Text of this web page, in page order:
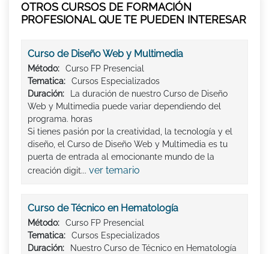
OTROS CURSOS DE FORMACIÓN
PROFESIONAL QUE TE PUEDEN INTERESAR
Curso de Diseño Web y Multimedia
Método:
Curso FP Presencial
Tematica:
Cursos Especializados
Duración:
La duración de nuestro Curso de Diseño
Web y Multimedia puede variar dependiendo del
programa. horas
Si tienes pasión por la creatividad, la tecnología y el
diseño, el Curso de Diseño Web y Multimedia es tu
puerta de entrada al emocionante mundo de la
creación digit... ver temario
Curso de Técnico en Hematología
Método:
Curso FP Presencial
Tematica:
Cursos Especializados
Duración:
Nuestro Curso de Técnico en Hematología